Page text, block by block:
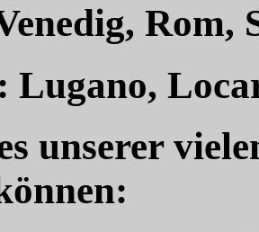
Rom,
Lugano,
unserer